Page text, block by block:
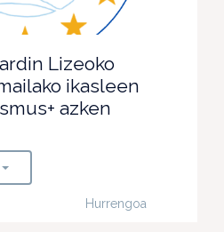
Lizeoko
ikasleen
azken
Hurrengoa